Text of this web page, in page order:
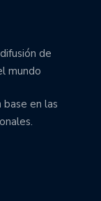
de
mundo
en las